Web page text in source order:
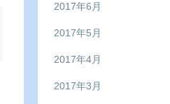
2017年6月
2017年5月
2017年4月
2017年3月